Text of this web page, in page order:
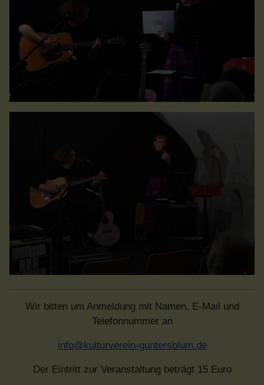
Wir bitten um Anmeldung mit Namen, E-Mail und
Telefonnummer an
info@kulturverein-guntersblum.de
Der Eintritt zur Veranstaltung beträgt 15 Euro